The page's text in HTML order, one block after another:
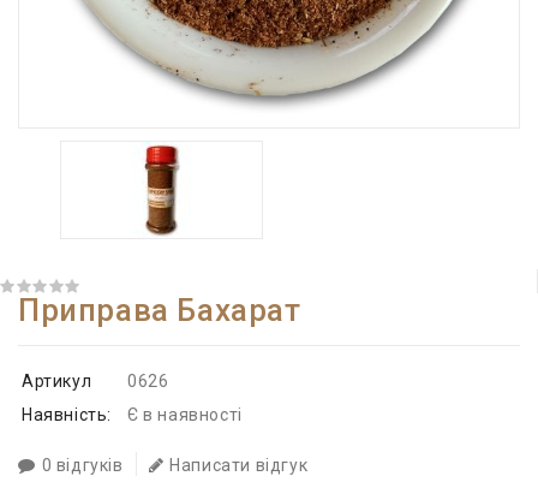
Приправа Бахарат
Артикул
0626
Наявність:
Є в наявності
0 відгуків Написати відгук